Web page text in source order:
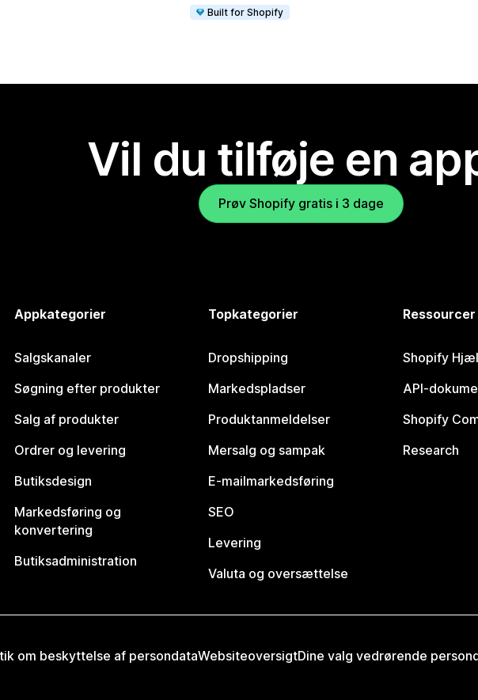
Built for Shopify
Vil du tilføje en
Prøv Shopify gratis i 3 dage
Appkategorier
Salgskanaler
Søgning efter produkter
Salg af produkter
Ordrer og levering
Butiksdesign
Markedsføring og
konvertering
Butiksadministration
Topkategorier
Dropshipping
Markedspladser
Produktanmeldelser
Mersalg og sampak
E-mailmarkedsføring
SEO
Levering
Valuta og oversættelse
Ressourcer
Shopify
API-
Shopify
Research
om beskyttelse af persondataWebsiteoversigtDine valg vedrørende